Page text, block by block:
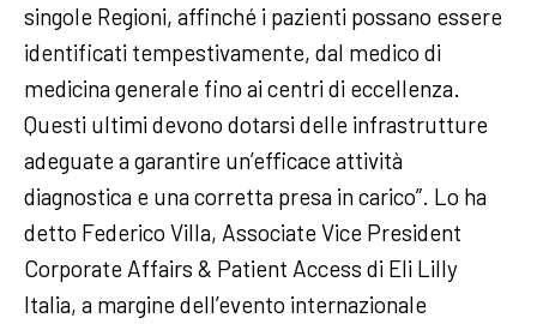
singole Regioni, affinché i pazienti possano essere
identificati tempestivamente, dal medico di
medicina generale fino ai centri di eccellenza.
Questi ultimi devono dotarsi delle infrastrutture
adeguate a garantire un’efficace attività
diagnostica e una corretta presa in carico”. Lo ha
detto Federico Villa, Associate Vice President
Corporate Affairs & Patient Access di Eli Lilly
Italia, a margine dell’evento internazionale